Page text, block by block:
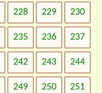
228 229 230
235 236 237
242 243 244
249 250 251